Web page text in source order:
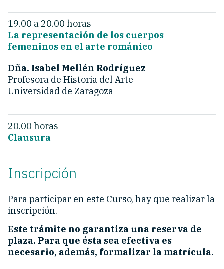
19.00 a 20.00 horas
La representación de los cuerpos
femeninos en el arte románico
Dña. Isabel Mellén Rodríguez
Profesora de Historia del Arte
Universidad de Zaragoza
20.00 horas
Clausura
Inscripción
Para participar en este Curso, hay que realizar la
inscripción.
Este trámite no garantiza una reserva de
plaza. Para que ésta sea efectiva es
necesario, además, formalizar la matrícula.